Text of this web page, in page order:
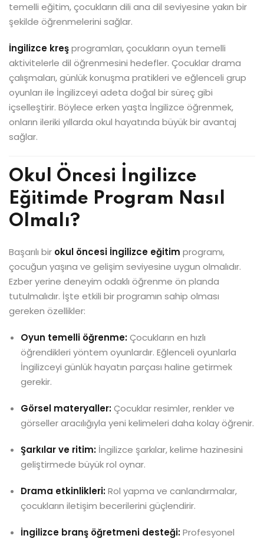
temelli eğitim, çocukların dili ana dil seviyesine yakın bir
şekilde öğrenmelerini sağlar.
İngilizce kreşprogramları, çocukların oyun temelli
aktivitelerle dil öğrenmesini hedefler. Çocuklar drama
çalışmaları, günlük konuşma pratikleri ve eğlenceli grup
oyunları ile İngilizceyi adeta doğal bir süreç gibi
içselleştirir. Böylece erken yaşta İngilizce öğrenmek,
onların ileriki yıllarda okul hayatında büyük bir avantaj
sağlar.
Okul Öncesi İngilizce
Eğitimde Program Nasıl
Olmalı?
Başarılı bir okul öncesi İngilizce eğitim programı,
çocuğun yaşına ve gelişim seviyesine uygun olmalıdır.
Ezber yerine deneyim odaklı öğrenme ön planda
tutulmalıdır. İşte etkili bir programın sahip olması
gereken özellikler:
Oyun temelli öğrenme:Çocukların en hızlı
öğrendikleri yöntem oyunlardır. Eğlenceli oyunlarla
İngilizceyi günlük hayatın parçası haline getirmek
gerekir.
Görsel materyaller:Çocuklar resimler, renkler ve
görseller aracılığıyla yeni kelimeleri daha kolay öğrenir.
Şarkılar ve ritim: İngilizce şarkılar, kelime hazinesini
geliştirmede büyük rol oynar.
Drama etkinlikleri:Rol yapma ve canlandırmalar,
çocukların iletişim becerilerini güçlendirir.
İngilizce branş öğretmeni desteği:Profesyonel